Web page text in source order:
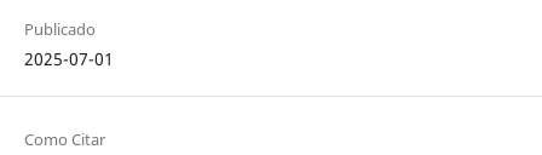
Publicado
2025-07-01
Como Citar